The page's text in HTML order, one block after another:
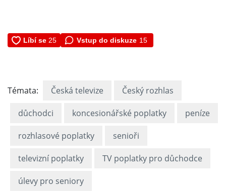
Vstup do diskuze 15
Témata: Česká televize Český rozhlas
důchodci koncesionářské poplatky peníze
rozhlasové poplatky senioři
televizní poplatky TV poplatky pro důchodce
úlevy pro seniory